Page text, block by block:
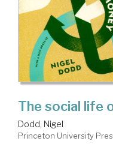
The social life
Dodd, Nigel
Princeton University